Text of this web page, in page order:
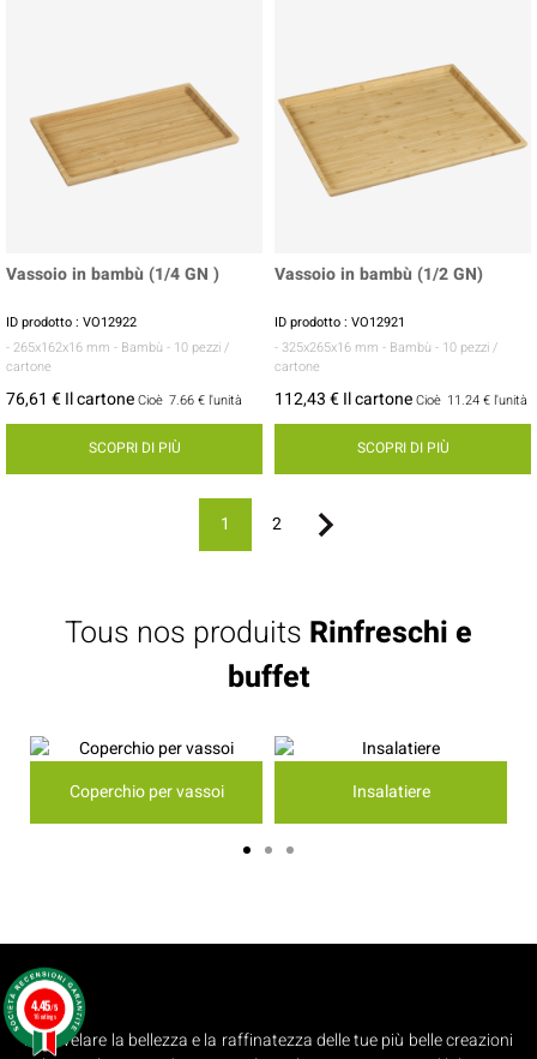
Vassoio in bambù (1/4 GN )
ID prodotto : VO12922
- 265x162x16 mm - Bambù - 10 pezzi /
cartone
76,61 € Il cartoneCioè 7.66 € l'unità
SCOPRI DI PIÙ
Vassoio in bambù (1/2 GN)
ID prodotto : VO12921
- 325x265x16 mm - Bambù - 10 pezzi /
cartone
112,43 € Il cartoneCioè 11.24 € l'unità
SCOPRI DI PIÙ
1 2
Tous nos produits Rinfreschi e
buffet
Coperchio per vassoi Insalatiere
Per rivelare la bellezza e la raffinatezza delle tue più belle creazioni
4.45/5
16 ratings